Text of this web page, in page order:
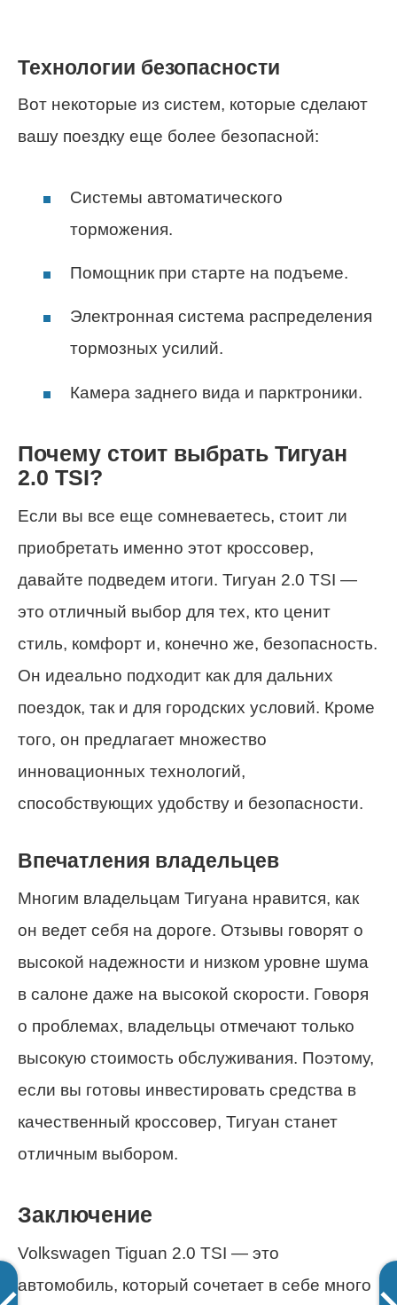
Технологии безопасности
Вот некоторые из систем, которые сделают
вашу поездку еще более безопасной:
Системы автоматического
торможения.
Помощник при старте на подъеме.
Электронная система распределения
тормозных усилий.
Камера заднего вида и парктроники.
Почему стоит выбрать Тигуан
2.0 TSI?
Если вы все еще сомневаетесь, стоит ли
приобретать именно этот кроссовер,
давайте подведем итоги. Тигуан 2.0 TSI —
это отличный выбор для тех, кто ценит
стиль, комфорт и, конечно же, безопасность.
Он идеально подходит как для дальних
поездок, так и для городских условий. Кроме
того, он предлагает множество
инновационных технологий,
способствующих удобству и безопасности.
Впечатления владельцев
Многим владельцам Тигуана нравится, как
он ведет себя на дороге. Отзывы говорят о
высокой надежности и низком уровне шума
в салоне даже на высокой скорости. Говоря
о проблемах, владельцы отмечают только
высокую стоимость обслуживания. Поэтому,
если вы готовы инвестировать средства в
качественный кроссовер, Тигуан станет
отличным выбором.
Заключение
Volkswagen Tiguan 2.0 TSI — это
автомобиль, который сочетает в себе много